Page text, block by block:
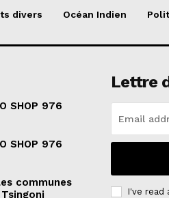
divers Océan Indien
SHOP 976
SHOP 976
communes
Lettre
I've read